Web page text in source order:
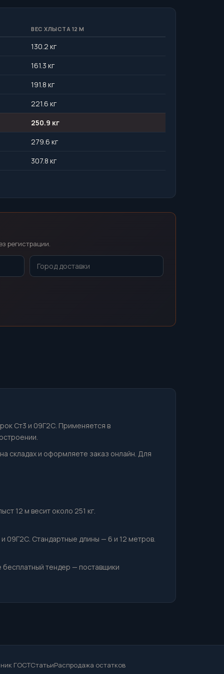
ВЕС ХЛЫСТА 12 М
130.2 кг
161.3 кг
191.8 кг
221.6 кг
250.9 кг
279.6 кг
307.8 кг
регистрации.
Ст3 и 09Г2С. Применяется в
складах и оформляете заказ онлайн. Для
12 м весит около 251 кг.
09Г2С. Стандартные длины — 6 и 12 метров.
тендер — поставщики
ГОСТСтатьиРаспродажа остатков